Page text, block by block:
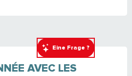
Eine Frage ?
AVEC LES